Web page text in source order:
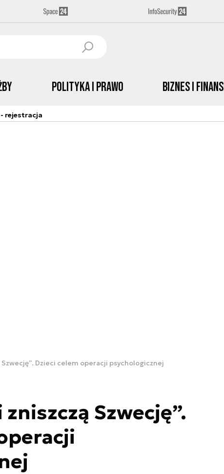
Polityka i prawo Biznes i
rejestracja
Szwecję”. Dzieci celem operacji psychologicznej
Szwecję”.